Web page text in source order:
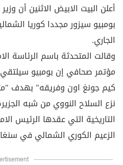
أعلن البيت الابيض الاثنين أن
الجاري.
وقالت المتحدثة باسم الرئاسة
مؤتمر صحافي إن بومبيو
كيم جونغ اون وفريقه" بهدف
نزع السلاح النووي من شبه
التاريخية التي عقدها الرئيس
الزعيم الكوري الشمالي في سنغافورة